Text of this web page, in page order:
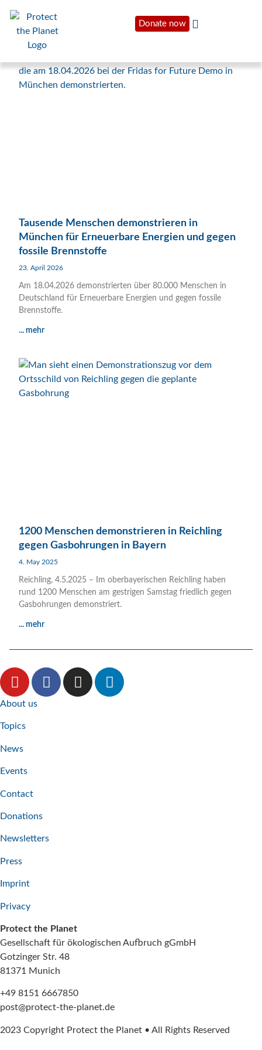
Donate now
Tausende Menschen demonstrieren in
München für Erneuerbare Energien und gegen
fossile Brennstoffe
23. April 2026
Am 18.04.2026 demonstrierten über 80.000 Menschen in
Deutschland für Erneuerbare Energien und gegen fossile
Brennstoffe.
... mehr
1200 Menschen demonstrieren in Reichling
gegen Gasbohrungen in Bayern
4. May 2025
Reichling, 4.5.2025 – Im oberbayerischen Reichling haben
rund 1200 Menschen am gestrigen Samstag friedlich gegen
Gasbohrungen demonstriert.
... mehr
About us
Topics
News
Events
Contact
Donations
Newsletters
Press
Imprint
Privacy
Protect the Planet
Gesellschaft für ökologischen Aufbruch gGmbH
Gotzinger Str. 48
81371 Munich
+49 8151 6667850
post@protect-the-planet.de
2023 Copyright Protect the Planet • All Rights Reserved